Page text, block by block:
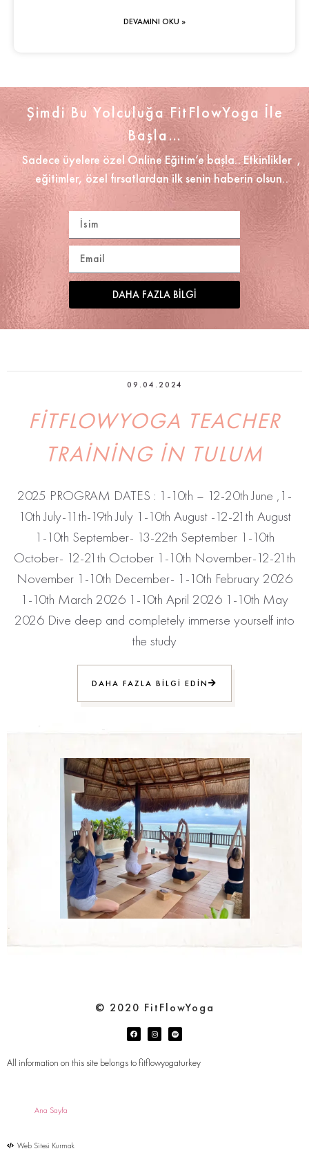
DEVAMINI OKU »
Şimdi Bu Yolculuğa FitFlowYoga İle
Başla…
Sadece üyelere özel Online Eğitim’e başla.. Etkinlikler ,
eğitimler, özel fırsatlardan ilk senin haberin olsun..
DAHA FAZLA BILGI
09.04.2024
FITFLOWYOGA TEACHER
TRAINING IN TULUM
2025 PROGRAM DATES : 1-10th – 12-20th June ,1-
10th July-11th-19th July 1-10th August -12-21th August
1-10th September- 13-22th September 1-10th
October- 12-21th October 1-10th November-12-21th
November 1-10th December- 1-10th February 2026
1-10th March 2026 1-10th April 2026 1-10th May
2026 Dive deep and completely immerse yourself into
the study
DAHA FAZLA BILGI EDIN
© 2020 FitFlowYoga
All information on this site belongs to fitflowyogaturkey
Ana Sayfa
Web Sitesi Kurmak